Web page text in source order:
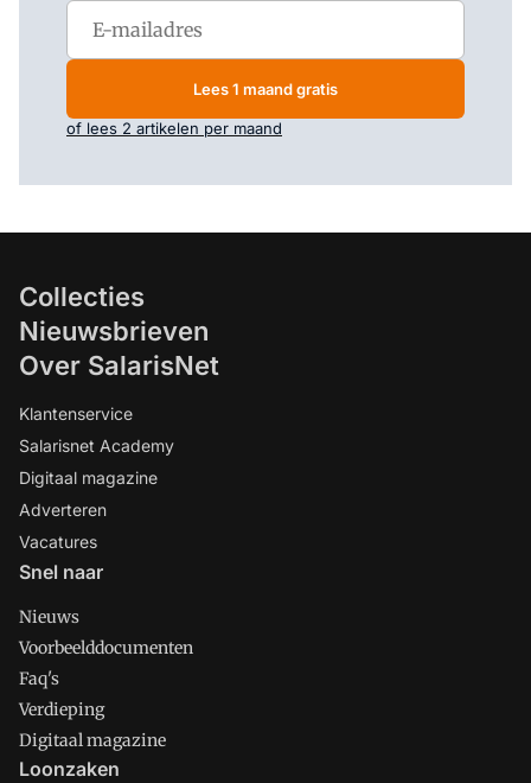
Lees 1 maand gratis
of lees 2 artikelen per maand
Collecties
Nieuwsbrieven
Over SalarisNet
Klantenservice
Salarisnet Academy
Digitaal magazine
Adverteren
Vacatures
Snel naar
Nieuws
Voorbeelddocumenten
Faq's
Verdieping
Digitaal magazine
Loonzaken